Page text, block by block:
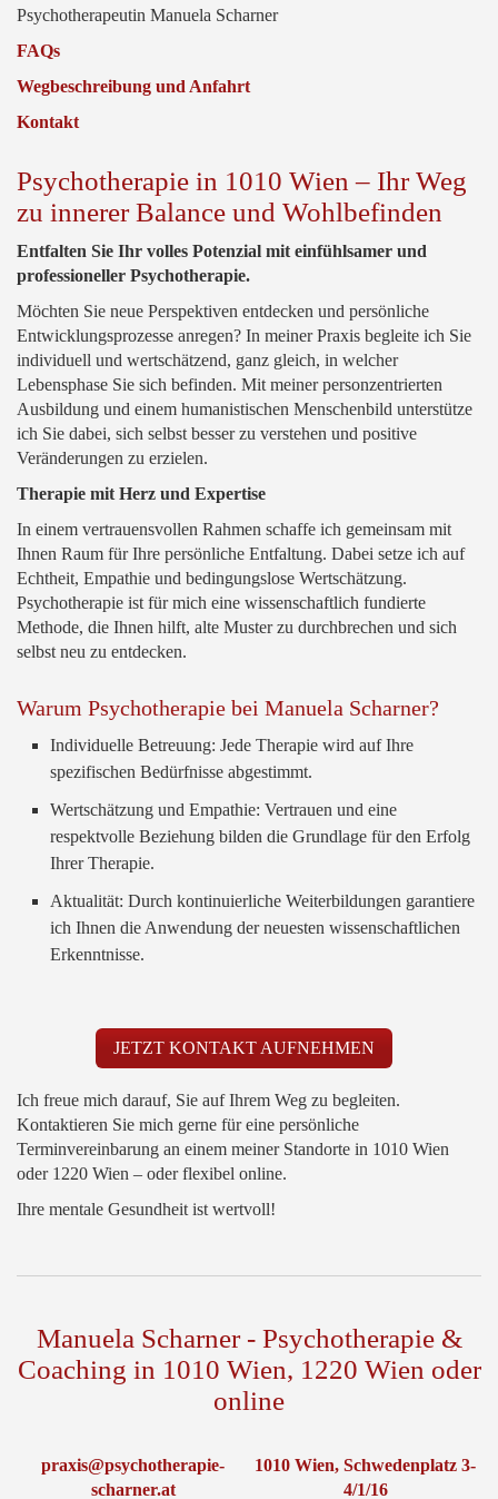
Psychotherapeutin Manuela Scharner
FAQs
Wegbeschreibung und Anfahrt
Kontakt
Psychotherapie in 1010 Wien – Ihr Weg
zu innerer Balance und Wohlbefinden
Entfalten Sie Ihr volles Potenzial mit einfühlsamer und
professioneller Psychotherapie.
Möchten Sie neue Perspektiven entdecken und persönliche
Entwicklungsprozesse anregen? In meiner Praxis begleite ich Sie
individuell und wertschätzend, ganz gleich, in welcher
Lebensphase Sie sich befinden. Mit meiner personzentrierten
Ausbildung und einem humanistischen Menschenbild unterstütze
ich Sie dabei, sich selbst besser zu verstehen und positive
Veränderungen zu erzielen.
Therapie mit Herz und Expertise
In einem vertrauensvollen Rahmen schaffe ich gemeinsam mit
Ihnen Raum für Ihre persönliche Entfaltung. Dabei setze ich auf
Echtheit, Empathie und bedingungslose Wertschätzung.
Psychotherapie ist für mich eine wissenschaftlich fundierte
Methode, die Ihnen hilft, alte Muster zu durchbrechen und sich
selbst neu zu entdecken.
Warum Psychotherapie bei Manuela Scharner?
Individuelle Betreuung: Jede Therapie wird auf Ihre
spezifischen Bedürfnisse abgestimmt.
Wertschätzung und Empathie: Vertrauen und eine
respektvolle Beziehung bilden die Grundlage für den Erfolg
Ihrer Therapie.
Aktualität: Durch kontinuierliche Weiterbildungen garantiere
ich Ihnen die Anwendung der neuesten wissenschaftlichen
Erkenntnisse.
JETZT KONTAKT AUFNEHMEN
Ich freue mich darauf, Sie auf Ihrem Weg zu begleiten.
Kontaktieren Sie mich gerne für eine persönliche
Terminvereinbarung an einem meiner Standorte in 1010 Wien
oder 1220 Wien – oder flexibel online.
Ihre mentale Gesundheit ist wertvoll!
Manuela Scharner - Psychotherapie &
Coaching in 1010 Wien, 1220 Wien oder
online
praxis@psychotherapie-
scharner.at
1010 Wien, Schwedenplatz 3-
4/1/16